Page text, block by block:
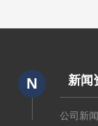
N 新闻
公司新